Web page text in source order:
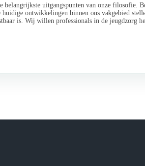
uitgangspunten van onze
ontwikkelingen binnen ons vakgebied
is. Wij willen professionals in de jeugdzorg